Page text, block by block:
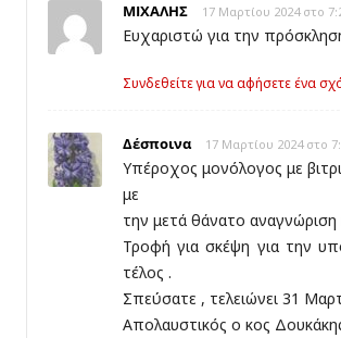
ΜΙΧΑΛΗΣ 17 Μαρτίου 2024 στο
Ευχαριστώ για την
Συνδεθείτε για να αφήσετε ένα
Δέσποινα 17 Μαρτίου 2024 στο
Υπέροχος μονόλογος με
με
την μετά θάνατο
Τροφή για σκέψη για την
τέλος .
Σπεύσατε , τελειώνει 31
Απολαυστικός ο κος